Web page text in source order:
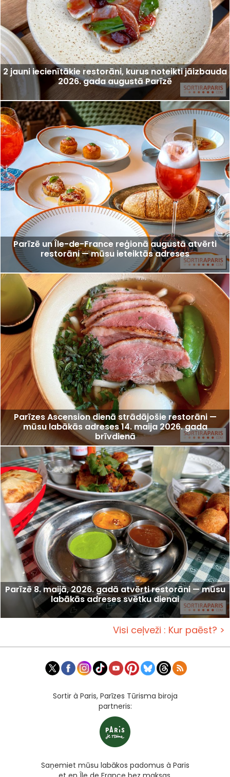
2 jauni iecienītākie restorāni, kurus noteikti jāizbauda
2026. gada augustā Parīzē
Parīzē un Île-de-France reģionā augustā atvērti
restorāni — mūsu ieteiktās adreses
Parīzes Ascension dienā strādājošie restorāni —
mūsu labākās adreses 14. maija 2026. gada
brīvdienā
Parīzē 8. maijā, 2026. gadā atvērti restorāni — mūsu
labākās adreses svētku dienai
Visi ceļveži : Kur paēst? >
Sortir à Paris, Parīzes Tūrisma biroja
partneris:
Saņemiet mūsu labākos padomus à Paris